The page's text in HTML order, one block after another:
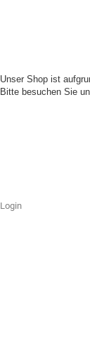
Unser Shop ist
Bitte besuchen Sie
Login